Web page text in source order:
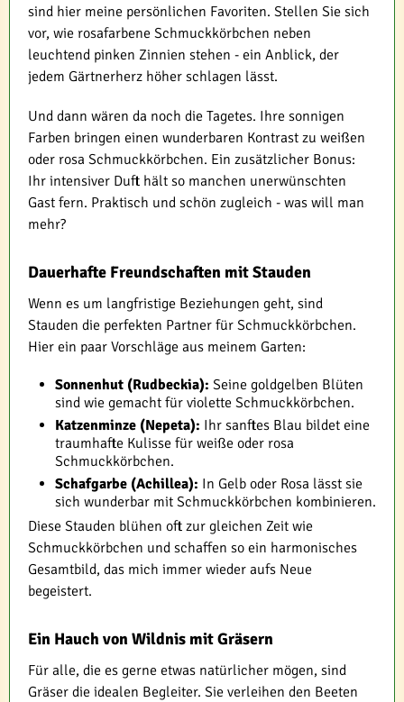
sind hier meine persönlichen Favoriten. Stellen Sie sich
vor, wie rosafarbene Schmuckkörbchen neben
leuchtend pinken Zinnien stehen - ein Anblick, der
jedem Gärtnerherz höher schlagen lässt.
Und dann wären da noch die Tagetes. Ihre sonnigen
Farben bringen einen wunderbaren Kontrast zu weißen
oder rosa Schmuckkörbchen. Ein zusätzlicher Bonus:
Ihr intensiver Duft hält so manchen unerwünschten
Gast fern. Praktisch und schön zugleich - was will man
mehr?
Dauerhafte Freundschaften mit Stauden
Wenn es um langfristige Beziehungen geht, sind
Stauden die perfekten Partner für Schmuckkörbchen.
Hier ein paar Vorschläge aus meinem Garten:
Sonnenhut (Rudbeckia): Seine goldgelben Blüten
sind wie gemacht für violette Schmuckkörbchen.
Katzenminze (Nepeta): Ihr sanftes Blau bildet eine
traumhafte Kulisse für weiße oder rosa
Schmuckkörbchen.
Schafgarbe (Achillea): In Gelb oder Rosa lässt sie
sich wunderbar mit Schmuckkörbchen kombinieren.
Diese Stauden blühen oft zur gleichen Zeit wie
Schmuckkörbchen und schaffen so ein harmonisches
Gesamtbild, das mich immer wieder aufs Neue
begeistert.
Ein Hauch von Wildnis mit Gräsern
Für alle, die es gerne etwas natürlicher mögen, sind
Gräser die idealen Begleiter. Sie verleihen den Beeten